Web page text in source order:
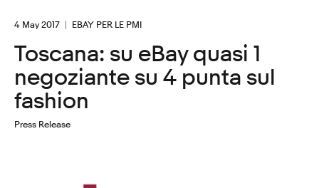
4 May 2017 EBAY PER LE PMI
Toscana: su eBay quasi 1
negoziante su 4 punta sul
fashion
Press Release